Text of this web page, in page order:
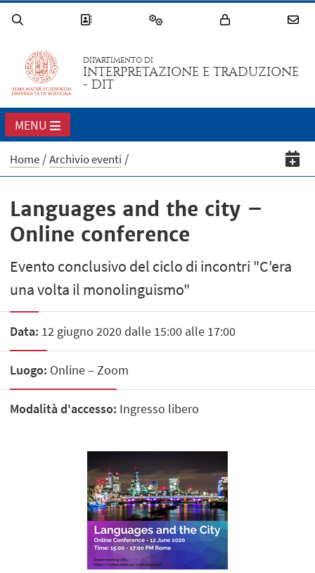
DIPARTIMENTO DI
INTERPRETAZIONE E TRADUZIONE
- DIT
MENU
Home Archivio eventi
Languages and the city –
Online conference
Evento conclusivo del ciclo di incontri "C'era
una volta il monolinguismo"
Data: 12 giugno 2020 dalle 15:00 alle 17:00
Luogo: Online – Zoom
Modalità d'accesso: Ingresso libero